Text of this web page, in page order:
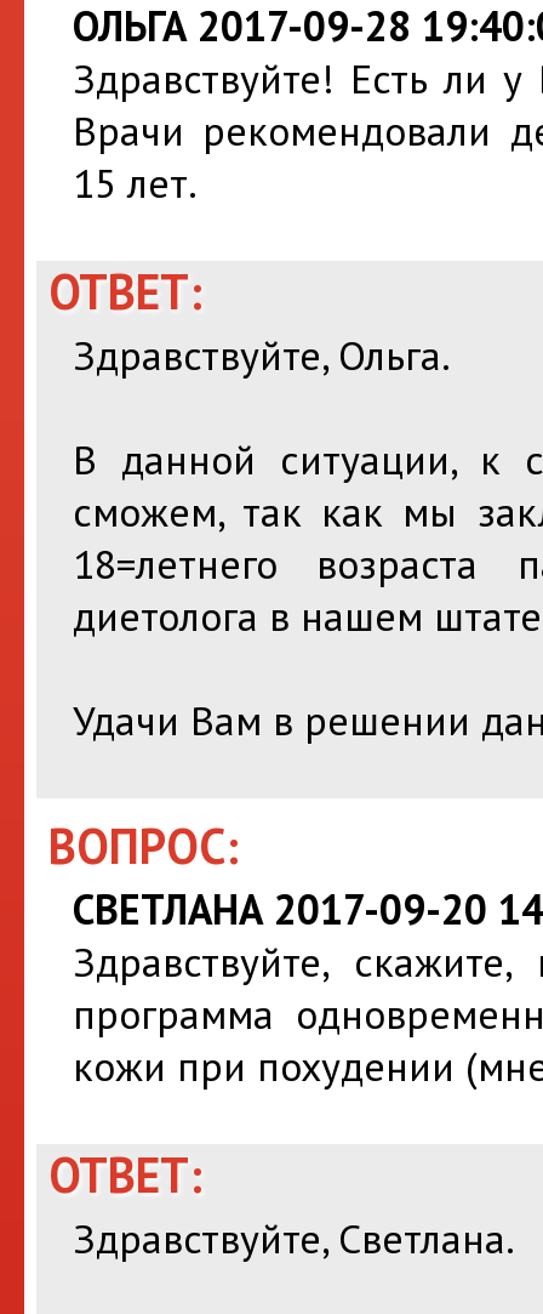
ОЛЬГА 2017-09-28
Здравствуйте! Есть ли
Врачи рекомендовали
15 лет.
ОТВЕТ:
Здравствуйте, Ольга.
В данной ситуации, к
сможем, так как мы
18=летнего возраста
диетолога в нашем
Удачи Вам в решении
ВОПРОС:
СВЕТЛАНА 2017-09-20
Здравствуйте,
программа
кожи при похудении
ОТВЕТ:
Здравствуйте, Светлана.